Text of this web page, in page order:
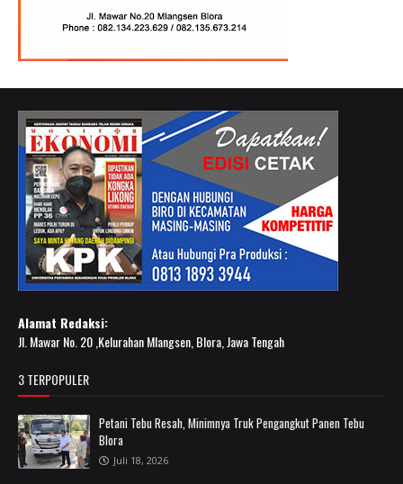
Alamat Redaksi:
Jl. Mawar No. 20 ,Kelurahan Mlangsen, Blora, Jawa Tengah
3 TERPOPULER
Petani Tebu Resah, Minimnya Truk Pengangkut Panen Tebu
Blora
Juli 18, 2026